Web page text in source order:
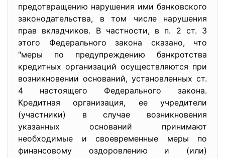
предотвращению нарушения ими банковского
законодательства, в том числе нарушения
прав вкладчиков. В частности, в п. 2 ст. 3
этого Федерального закона сказано, что
"меры по предупреждению банкротства
кредитных организаций осуществляются при
возникновении оснований, установленных ст.
4 настоящего Федерального закона.
Кредитная организация, ее учредители
(участники) в случае возникновения
указанных оснований принимают
необходимые и своевременные меры по
финансовому оздоровлению и (или)